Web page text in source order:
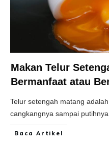
Makan Telur
Bermanfaat atau
Telur setengah matang
cangkangnya sampai
Baca Artikel